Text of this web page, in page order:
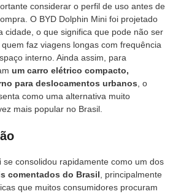
considerar o perfil de uso antes de
O BYD Dolphin Mini foi projetado
cidade, o que significa que pode não ser
faz viagens longas com frequência
interno. Ainda assim, para
um carro elétrico compacto,
para deslocamentos urbanos , o
como uma alternativa muito
mais popular no Brasil.
se consolidou rapidamente como um dos
comentados do Brasil , principalmente
que muitos consumidores procuram